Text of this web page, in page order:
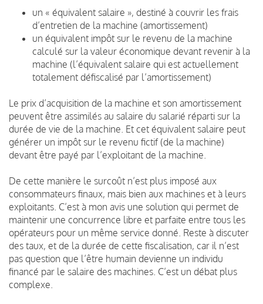
un « équivalent salaire », destiné à couvrir les frais
d’entretien de la machine (amortissement)
un équivalent impôt sur le revenu de la machine
calculé sur la valeur économique devant revenir à la
machine (l’équivalent salaire qui est actuellement
totalement défiscalisé par l’amortissement)
Le prix d’acquisition de la machine et son amortissement
peuvent être assimilés au salaire du salarié réparti sur la
durée de vie de la machine. Et cet équivalent salaire peut
générer un impôt sur le revenu fictif (de la machine)
devant être payé par l’exploitant de la machine.
De cette manière le surcoût n’est plus imposé aux
consommateurs finaux, mais bien aux machines et à leurs
exploitants. C’est à mon avis une solution qui permet de
maintenir une concurrence libre et parfaite entre tous les
opérateurs pour un même service donné. Reste à discuter
des taux, et de la durée de cette fiscalisation, car il n’est
pas question que l’être humain devienne un individu
financé par le salaire des machines. C’est un débat plus
complexe.